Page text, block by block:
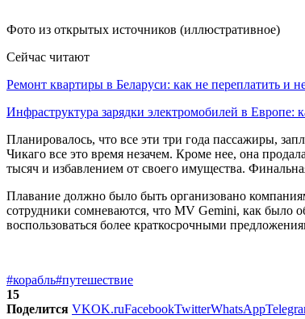
Фото из открытых источников (иллюстративное)
Сейчас читают
Ремонт квартиры в Беларуси: как не переплатить и
Инфраструктура зарядки электромобилей в Европе:
Планировалось, что все эти три года пассажиры,
Чикаго все это время незачем. Кроме нее, она
тысяч и избавлением от своего имущества.
Плавание должно было быть организовано
сотрудники сомневаются, что MV Gemini, как было
воспользоваться более краткосрочными
#корабль#путешествие
15
Поделится VKOK.ruFacebookTwitterWhatsApp